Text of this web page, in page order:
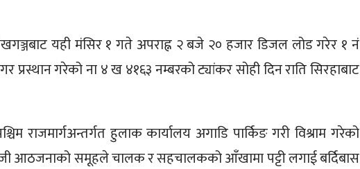
यही मंसिर १ गते अपराह्न २ बजे २० हजार डिजल लोड गरेर १ नं
प्रस्थान गरेको ना ४ ख ४१६३ नम्बरको ट्यांकर सोही दिन राति सिरहाबाट
राजमार्गअन्तर्गत हुलाक कार्यालय अगाडि पार्किङ गरी विश्राम गरेको
आठजनाको समूहले चालक र सहचालकको आँखामा पट्टी लगाई बर्दिबास